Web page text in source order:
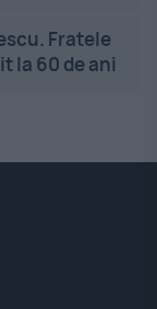
Fratele
la 60 de ani